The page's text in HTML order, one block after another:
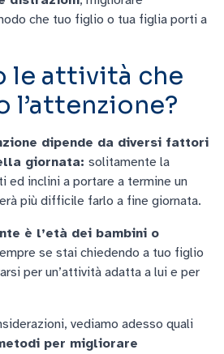
che tuo figlio o tua figlia porti a
le attività che
l’attenzione?
dipende da diversi fattori
giornata: solitamente la
ed inclini a portare a termine un
più difficile farlo a fine giornata.
è l’età dei bambini o
se stai chiedendo a tuo figlio
per un’attività adatta a lui e per
vediamo adesso quali
per migliorare